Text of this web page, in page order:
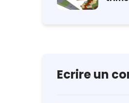
Ecrire un